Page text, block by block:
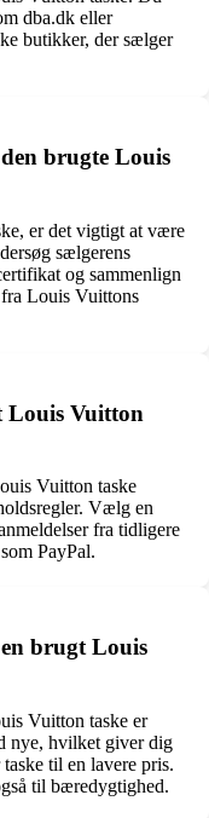
dba.dk eller
butikker, der sælger
brugte Louis
er det vigtigt at være
sælgerens
og sammenlign
Louis Vuittons
Louis Vuitton
Vuitton taske
Vælg en
fra tidligere
PayPal.
brugt Louis
Vuitton taske er
nye, hvilket giver dig
til en lavere pris.
til bæredygtighed.